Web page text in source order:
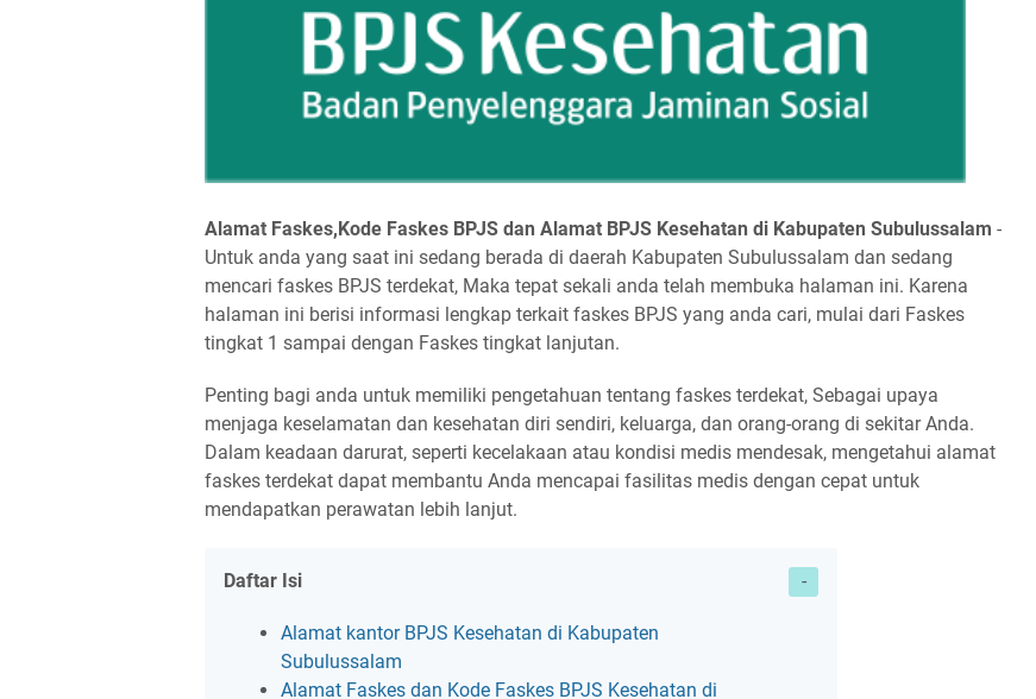
Alamat Faskes,Kode Faskes BPJS dan Alamat BPJS Kesehatan di Kabupaten Subulussalam -
Untuk anda yang saat ini sedang berada di daerah Kabupaten Subulussalam dan sedang
mencari faskes BPJS terdekat, Maka tepat sekali anda telah membuka halaman ini. Karena
halaman ini berisi informasi lengkap terkait faskes BPJS yang anda cari, mulai dari Faskes
tingkat 1 sampai dengan Faskes tingkat lanjutan.
Penting bagi anda untuk memiliki pengetahuan tentang faskes terdekat, Sebagai upaya
menjaga keselamatan dan kesehatan diri sendiri, keluarga, dan orang-orang di sekitar Anda.
Dalam keadaan darurat, seperti kecelakaan atau kondisi medis mendesak, mengetahui alamat
faskes terdekat dapat membantu Anda mencapai fasilitas medis dengan cepat untuk
mendapatkan perawatan lebih lanjut.
Daftar Isi
Alamat kantor BPJS Kesehatan di Kabupaten
Subulussalam
Alamat Faskes dan Kode Faskes BPJS Kesehatan di